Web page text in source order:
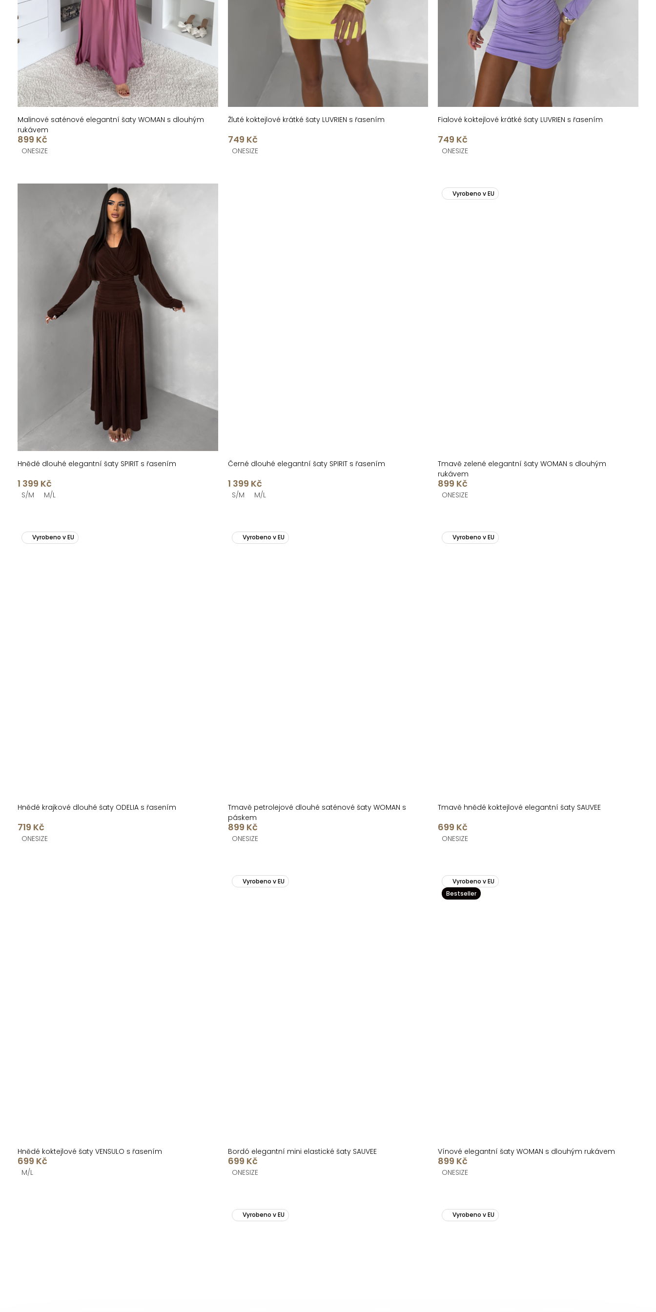
u
k
t
ů
d
u
k
t
ů
Malinové saténové elegantní šaty WOMAN s dlouhým
rukávem
899 Kč
ONESIZE
Žluté koktejlové krátké šaty LUVRIEN s řasením
749 Kč
ONESIZE
Fialové koktejlové krátké šaty LUVRIEN s řasením
749 Kč
ONESIZE
Hnědé dlouhé elegantní šaty SPIRIT s řasením
1 399 Kč
S/M M/L
Černé dlouhé elegantní šaty SPIRIT s řasením
1 399 Kč
S/M M/L
Vyrobeno v EU
Tmavě zelené elegantní šaty WOMAN s dlouhým
rukávem
899 Kč
ONESIZE
Vyrobeno v EU
Hnědé krajkové dlouhé šaty ODELIA s řasením
719 Kč
ONESIZE
Vyrobeno v EU
Tmavě petrolejové dlouhé saténové šaty WOMAN s
páskem
899 Kč
ONESIZE
Vyrobeno v EU
Tmavě hnědé koktejlové elegantní šaty SAUVEE
699 Kč
ONESIZE
Hnědé koktejlové šaty VENSULO s řasením
699 Kč
M/L
Vyrobeno v EU
Bordó elegantní mini elastické šaty SAUVEE
699 Kč
ONESIZE
Vyrobeno v EU
Bestseller
Vínové elegantní šaty WOMAN s dlouhým rukávem
899 Kč
ONESIZE
Vyrobeno v EU Vyrobeno v EU